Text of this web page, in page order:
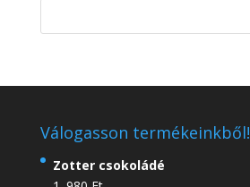
Válogasson termékeinkből!
Zotter csokoládé